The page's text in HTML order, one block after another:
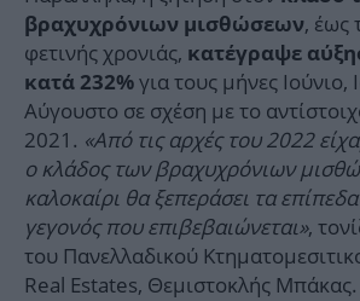
βραχυχρόνιων μισθώσεων, έως
φετινής χρονιάς, κατέγραψε
κατά 232% για τους μήνες Ιούνιο,
Αύγουστο σε σχέση με το
2021. «Από τις αρχές του 2022
ο κλάδος των βραχυχρόνιων
καλοκαίρι θα ξεπεράσει τα
γεγονός που επιβεβαιώνεται»,
του Πανελλαδικού
Real Estates, Θεμιστοκλής Μπάκας.